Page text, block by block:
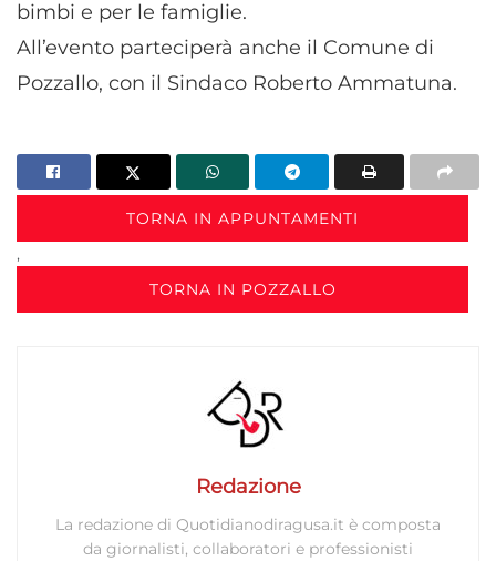
bimbi e per le famiglie.
All’evento parteciperà anche il Comune di
Pozzallo, con il Sindaco Roberto Ammatuna.
TORNA IN APPUNTAMENTI
,
TORNA IN POZZALLO
Redazione
La redazione di Quotidianodiragusa.it è composta
da giornalisti, collaboratori e professionisti